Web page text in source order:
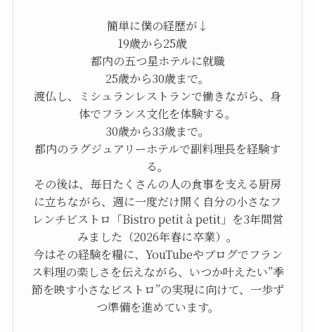
簡単に僕の経歴が↓
19歳から25歳
都内の五つ星ホテルに就職
25歳から30歳まで。
渡仏し、ミシュランレストランで働きながら、身
体でフランス文化を体験する。
30歳から33歳まで。
都内のラグジュアリーホテルで副料理長を経験す
る。
その後は、毎日たくさんの人の食事を支える厨房
に立ちながら、週に一度だけ開く自分の小さなフ
レンチビストロ「Bistro petit à petit」を3年間営
みました（2026年春に卒業）。
今はその経験を糧に、YouTubeやブログでフラン
ス料理の楽しさを伝えながら、いつか叶えたい”季
節を映す小さなビストロ”の実現に向けて、一歩ず
つ準備を進めています。